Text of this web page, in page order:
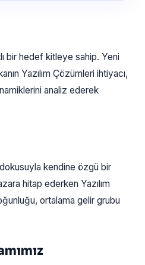
bir hedef kitleye sahip. Yeni
Yazılım Çözümleri ihtiyacı,
analiz ederek
kendine özgü bir
hitap ederken Yazılım
ortalama gelir grubu